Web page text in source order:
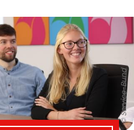
© Service-Bund